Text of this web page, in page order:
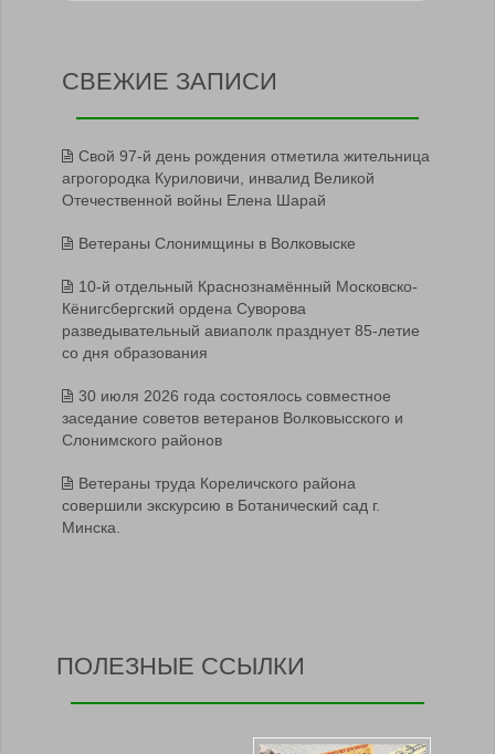
СВЕЖИЕ ЗАПИСИ
Свой 97-й день рождения отметила жительница
агрогородка Куриловичи, инвалид Великой
Отечественной войны Елена Шарай
Ветераны Слонимщины в Волковыске
10-й отдельный Краснознамённый Московско-
Кёнигсбергский ордена Суворова
разведывательный авиаполк празднует 85-летие
со дня образования
30 июля 2026 года состоялось совместное
заседание советов ветеранов Волковысского и
Слонимского районов
Ветераны труда Кореличского района
совершили экскурсию в Ботанический сад г.
Минска.
ПОЛЕЗНЫЕ ССЫЛКИ